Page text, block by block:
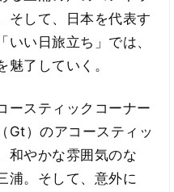
そして、日本を代表す
い日旅立ち」では、
了していく。
スティックコーナー
Gt）のアコースティッ
和やかな雰囲気のな
浦。そして、意外に